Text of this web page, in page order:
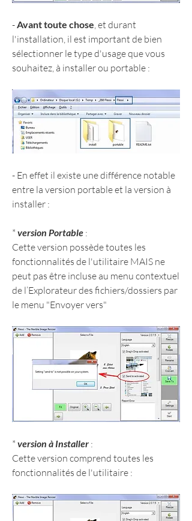
- Avant toute chose, et durant
l'installation, il est important de bien
sélectionner le type d'usage que vous
souhaitez, à installer ou portable :
- En effet il existe une différence notable
entre la version portable et la version à
installer :
* version Portable :
Cette version possède toutes les
fonctionnalités de l'utilitaire MAIS ne
peut pas être incluse au menu contextuel
de l’Explorateur des fichiers/dossiers par
le menu "Envoyer vers"
* version à Installer :
Cette version comprend toutes les
fonctionnalités de l'utilitaire :